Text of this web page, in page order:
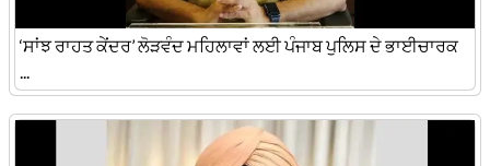
‘ਸਾਂਝ ਰਾਹਤ ਕੇਂਦਰ’ ਲੋੜਵੰਦ ਮਹਿਲਾਵਾਂ ਲਈ ਪੰਜਾਬ ਪੁਲਿਸ ਦੇ ਭਾਈਚਾਰਕ
...